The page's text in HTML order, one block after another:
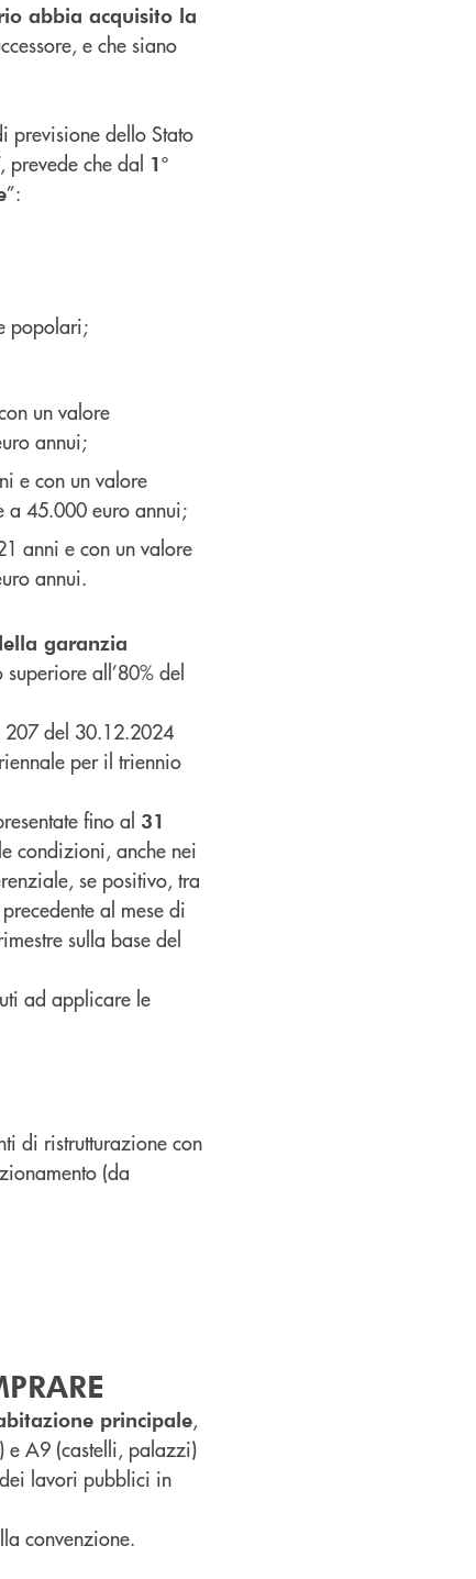
abbia acquisito la
e che siano
previsione dello Stato
che dal 1°
”:
popolari;
un valore
annui;
e con un valore
a 45.000 euro annui;
anni e con un valore
annui.
garanzia
all’80% del
207 del 30.12.2024
per il triennio
fino al 31
condizioni, anche nei
se positivo, tra
al mese di
sulla base del
ad applicare le
di ristrutturazione con
(da
principale,
e A9 (castelli, palazzi)
lavori pubblici in
convenzione.